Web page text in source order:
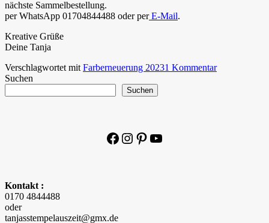
nächste Sammelbestellung.
per WhatsApp 01704844488 oder perE-Mail.
Kreative Grüße
Deine Tanja
Verschlagwortet mit Farberneuerung 20231 Kommentar
Suchen
Suchen
Facebook
Instagram
Pinterest
YouTube
Kontakt :
0170 4844488
oder
tanjasstempelauszeit@gmx.de